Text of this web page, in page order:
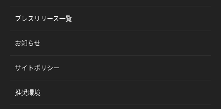
プレスリリース一覧
お知らせ
サイトポリシー
推奨環境